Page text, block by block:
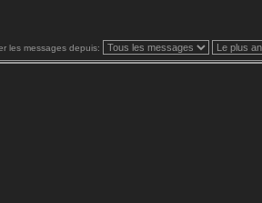
les messages depuis: